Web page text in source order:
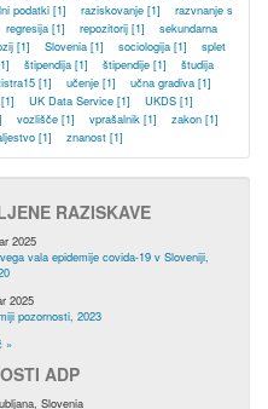
podatki [1] raziskovanje [1]
razvnanje s
regresija [1] repozitorij [1]
sekundarna
[1] Slovenia [1] sociologija [1]
splet
štipendija [1] štipendije [1]
študija
[1] učenje [1] učna gradiva [1]
[1] UK Data Service [1] UKDS [1]
vozlišče [1] vprašalnik [1] zakon [1]
[1] znanost [1]
RAZISKAVE
2025
vala epidemije covida-19 v Sloveniji,
2025
pozornosti, 2023
»
ADP
Slovenia